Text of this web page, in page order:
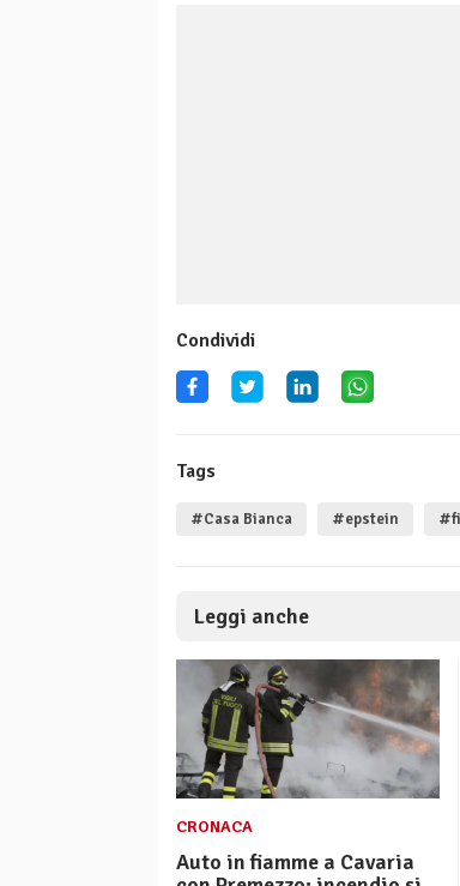
Condividi
Tags
#Casa Bianca #epstein
Leggi anche
CRONACA
Auto in fiamme a Cavaria